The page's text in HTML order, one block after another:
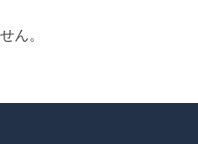
ん。